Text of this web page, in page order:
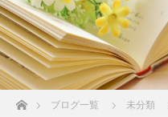
ホームブログ一覧 未分類